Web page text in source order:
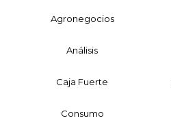
Agronegocios
Análisis
Caja Fuerte
Consumo